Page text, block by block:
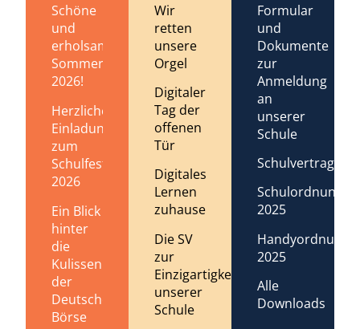
Schöne
und
erholsame
Sommerferien
2026!
Herzliche
Einladung
zum
Schulfest
2026
Ein Blick
hinter
die
Kulissen
der
Deutschen
Börse
Wir
retten
unsere
Orgel
Digitaler
Tag der
offenen
Tür
Digitales
Lernen
zuhause
Die SV
zur
Einzigartigkeit
unserer
Schule
Formular
und
Dokumente
zur
Anmeldung
an
unserer
Schule
Schulvertrag
Schulordnung
2025
Handyordnung
2025
Alle
Downloads